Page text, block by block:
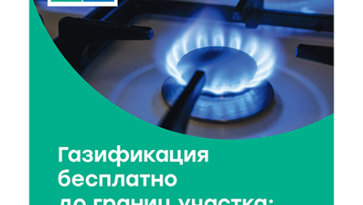
8 Авг 2026 12:37 192
Забыл вещи в транспорте? Рассказываем, что ждёт
пассажиров по новым правилам
8 Авг 2026 12:12 162
Более 40 миллионов на металлургию получил бизнес
8 Авг 2026 11:37 264